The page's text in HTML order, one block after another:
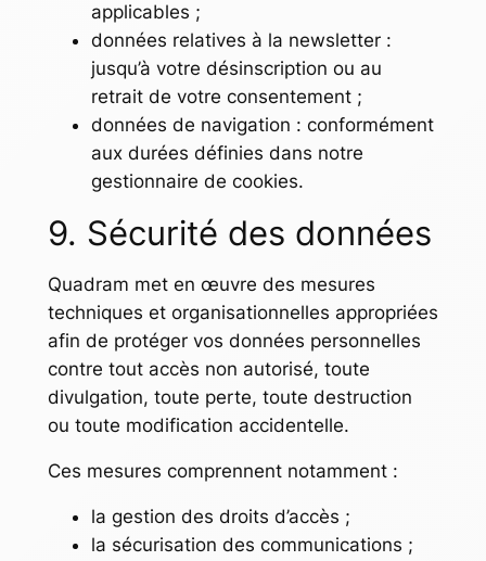
applicables ;
données relatives à la newsletter :
jusqu’à votre désinscription ou au
retrait de votre consentement ;
données de navigation : conformément
aux durées définies dans notre
gestionnaire de cookies.
9. Sécurité des données
Quadram met en œuvre des mesures
techniques et organisationnelles appropriées
afin de protéger vos données personnelles
contre tout accès non autorisé, toute
divulgation, toute perte, toute destruction
ou toute modification accidentelle.
Ces mesures comprennent notamment :
la gestion des droits d’accès ;
la sécurisation des communications ;